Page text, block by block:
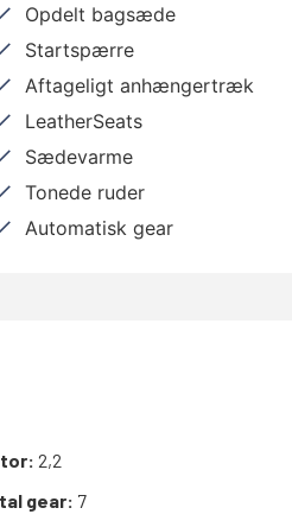
Opdelt bagsæde
Startspærre
Aftageligt anhængertræk
LeatherSeats
Sædevarme
Tonede ruder
Automatisk gear
2,2
gear: 7